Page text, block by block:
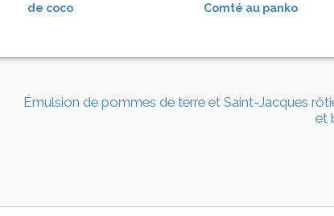
de coco
Comté au panko
Émulsion de pommes de terre et Saint-Jacques
et